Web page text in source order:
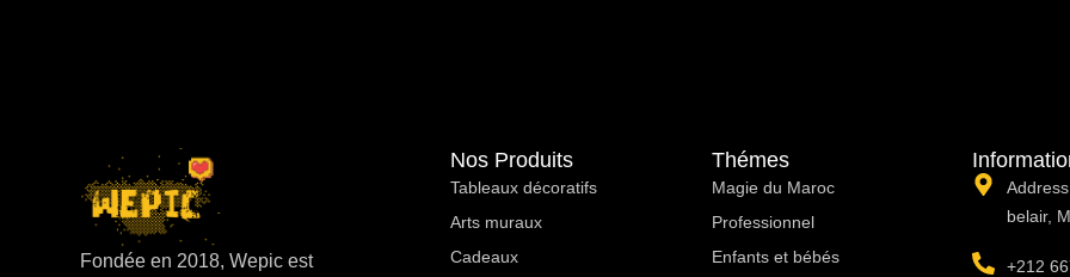
Fondée en 2018, Wepic est
Nos Produits
Tableaux décoratifs
Arts muraux
Cadeaux
Thémes
Magie du Maroc
Professionnel
Enfants et bébés
belair,
+212